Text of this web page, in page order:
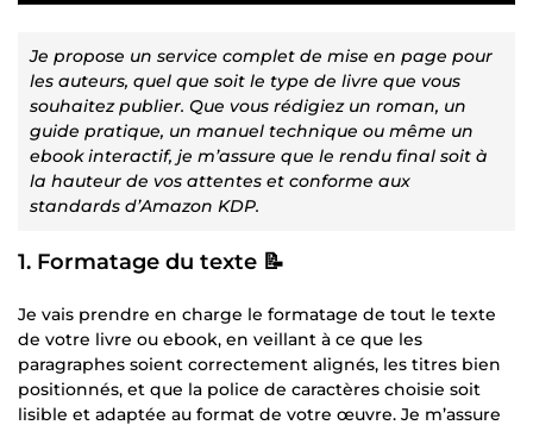
Je propose un service complet de mise en page pour
les auteurs, quel que soit le type de livre que vous
souhaitez publier. Que vous rédigiez un roman, un
guide pratique, un manuel technique ou même un
ebook interactif, je m’assure que le rendu final soit à
la hauteur de vos attentes et conforme aux
standards d’Amazon KDP.
1. Formatage du texte 📝
Je vais prendre en charge le formatage de tout le texte
de votre livre ou ebook, en veillant à ce que les
paragraphes soient correctement alignés, les titres bien
positionnés, et que la police de caractères choisie soit
lisible et adaptée au format de votre œuvre. Je m’assure